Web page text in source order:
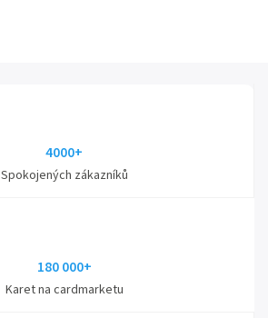
4000+
Spokojených zákazníků
180 000+
Karet na cardmarketu